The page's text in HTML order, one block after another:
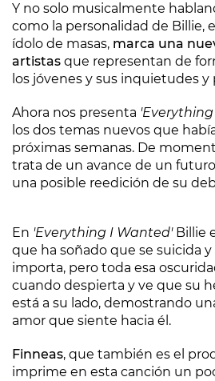
Y no solo musicalmente
como la personalidad de Billie,
ídolo de masas, marca una
artistas que representan de
los jóvenes y sus inquietudes
Ahora nos presenta
los dos temas nuevos que
próximas semanas. De
trata de un avance de un
una posible reedición de su
En 'Everything I Wanted'Billie
que ha soñado que se suicida
importa, pero toda esa
cuando despierta y ve que su
está a su lado, demostrando
amor que siente hacia él.
Finneas, que también es el
imprime en esta canción un